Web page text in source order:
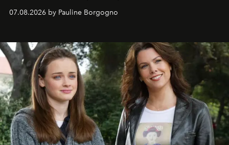
s'arrachent déjà.
07.08.2026 by Pauline Borgogno